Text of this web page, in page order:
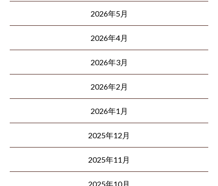
2026年5月
2026年4月
2026年3月
2026年2月
2026年1月
2025年12月
2025年11月
2025年10月